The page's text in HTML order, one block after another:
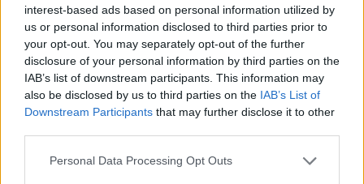
interest-based ads based on personal information utilized by
us or personal information disclosed to third parties prior to
your opt-out. You may separately opt-out of the further
disclosure of your personal information by third parties on the
IAB’s list of downstream participants. This information may
also be disclosed by us to third parties on the IAB’s List of
Downstream Participants that may further disclose it to other
Personal Data Processing Opt Outs
Effectiviteit
Hoeveelheid bijwerkingen
Ik gebruik maxalt nu sinds 6 a 7 maanden en het werkt
altijd erg goed. Door zelf een goed leefpatroon te
houden, dat wil zeggen: ritme houden: op tijd slapen, niet
te lang en niet te kort, gezond eten , geen intensieve
sportbeoefening etc. heb ik de zware migraine aanvallen
terug weten te dringen tot niet meer dan 1 keer per